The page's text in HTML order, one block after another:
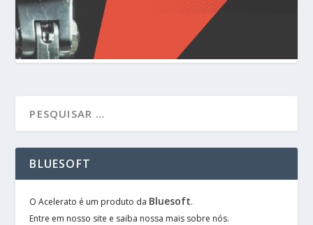
BLUESOFT
O Acelerato é um produto da Bluesoft.
Entre em nosso site e saiba nossa mais sobre nós.